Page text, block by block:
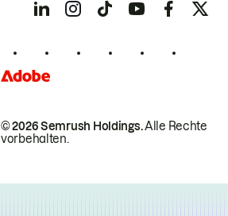
© 2026 Semrush Holdings.Alle Rechte
vorbehalten.